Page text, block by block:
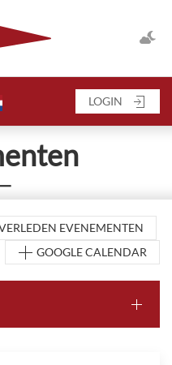
LOGIN
EVENEMENTEN
GOOGLE CALENDAR